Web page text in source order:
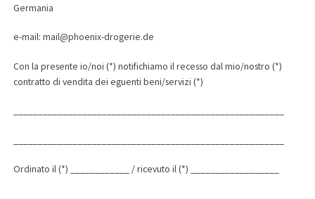
Germania
e-mail: mail@phoenix-drogerie.de
Con la presente io/noi (*) notifichiamo il recesso dal mio/nostro (*)
contratto di vendita dei eguenti beni/servizi (*)
Ordinato il (*) ____________ / ricevuto il (*) __________________